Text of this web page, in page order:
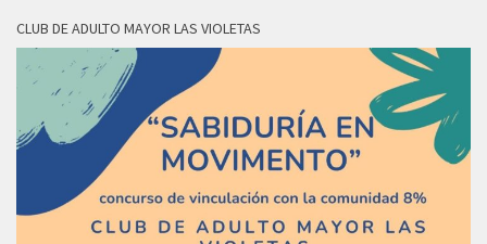
CLUB DE ADULTO MAYOR LAS VIOLETAS